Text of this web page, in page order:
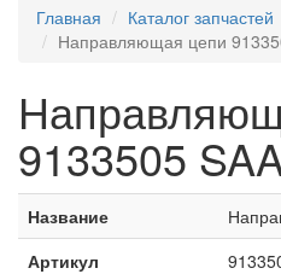
Главная
Каталог запчастей
Направляющая цепи
9133505
Название
Артикул